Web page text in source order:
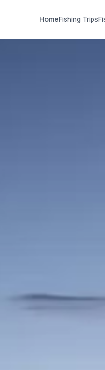
HomeFishing Trips